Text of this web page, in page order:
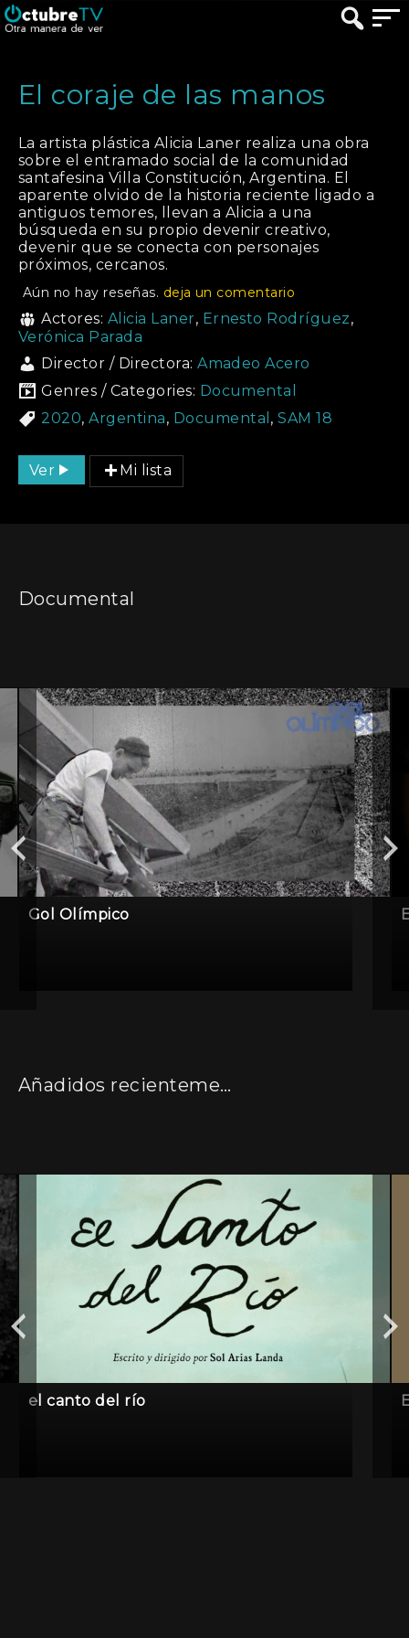
El coraje de las manos
La artista plástica Alicia Laner realiza una obra
sobre el entramado social de la comunidad
santafesina Villa Constitución, Argentina. El
aparente olvido de la historia reciente ligado a
antiguos temores, llevan a Alicia a una
búsqueda en su propio devenir creativo,
devenir que se conecta con personajes
próximos, cercanos.
Aún no hay reseñas. deja un comentario
Actores: Alicia Laner, Ernesto Rodríguez,
Verónica Parada
Director / Directora:Amadeo Acero
Genres / Categories: Documental
2020,Argentina, Documental ,SAM 18
Ver Mi lista
Documental
Gol Olímpico
Añadidos recientemente
el canto del río